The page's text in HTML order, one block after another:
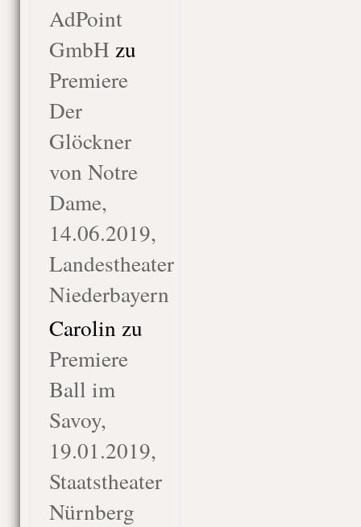
AdPoint
GmbH zu
Premiere
Der
Glöckner
von Notre
Dame,
14.06.2019,
Landestheater
Niederbayern
Carolin zu
Premiere
Ball im
Savoy,
19.01.2019,
Staatstheater
Nürnberg